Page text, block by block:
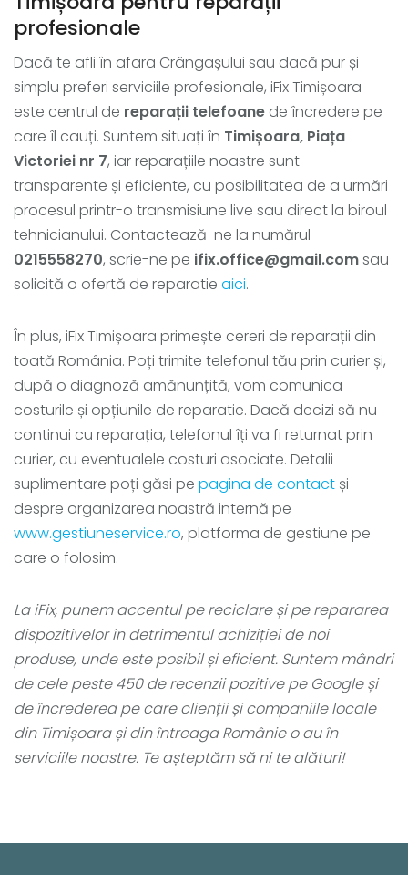
profesionale
Dacă te afli în afara Crângașului sau dacă pur și
simplu preferi serviciile profesionale, iFix Timișoara
este centrul de reparații telefoane de încredere pe
care îl cauți. Suntem situați în Timișoara, Piața
Victoriei nr 7, iar reparațiile noastre sunt
transparente și eficiente, cu posibilitatea de a urmări
procesul printr-o transmisiune live sau direct la biroul
tehnicianului. Contactează-ne la numărul
0215558270, scrie-ne pe ifix.office@gmail.comsau
solicită o ofertă de reparatie aici.
În plus, iFix Timișoara primește cereri de reparații din
toată România. Poți trimite telefonul tău prin curier și,
după o diagnoză amănunțită, vom comunica
costurile și opțiunile de reparatie. Dacă decizi să nu
continui cu reparația, telefonul îți va fi returnat prin
curier, cu eventualele costuri asociate. Detalii
suplimentare poți găsi pe pagina de contact și
despre organizarea noastră internă pe
www.gestiuneservice.ro, platforma de gestiune pe
care o folosim.
La iFix, punem accentul pe reciclare și pe repararea
dispozitivelor în detrimentul achiziției de noi
produse, unde este posibil și eficient. Suntem mândri
de cele peste 450 de recenzii pozitive pe Google și
de încrederea pe care clienții și companiile locale
din Timișoara și din întreaga Românie o au în
serviciile noastre. Te așteptăm să ni te alături!